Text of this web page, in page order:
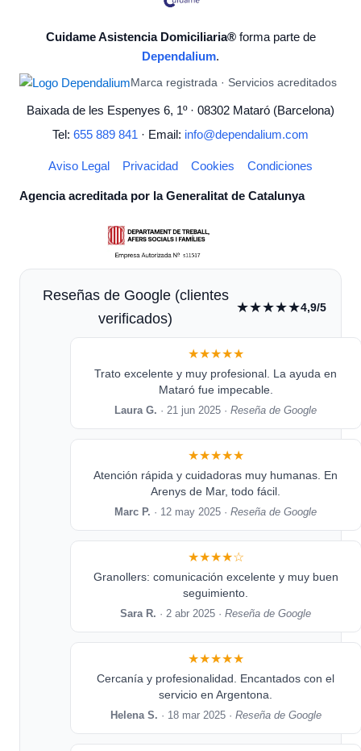
Cuidame Asistencia Domiciliaria®forma parte de
Dependalium.
Marca registrada · Servicios acreditados
Baixada de les Espenyes 6, 1º · 08302 Mataró (Barcelona)
Tel: 655 889 841 · Email: info@dependalium.com
Aviso Legal Privacidad Cookies Condiciones
Agencia acreditada por la Generalitat de Catalunya
Reseñas de Google (clientes
verificados)
★★★★★4,9/5
★★★★★
Trato excelente y muy profesional. La ayuda en
Mataró fue impecable.
Laura G. · 21 jun 2025 ·Reseña de Google
★★★★★
Atención rápida y cuidadoras muy humanas. En
Arenys de Mar, todo fácil.
Marc P. · 12 may 2025 ·Reseña de Google
★★★★☆
Granollers: comunicación excelente y muy buen
seguimiento.
Sara R. · 2 abr 2025 ·Reseña de Google
★★★★★
Cercanía y profesionalidad. Encantados con el
servicio en Argentona.
Helena S. · 18 mar 2025 · Reseña de Google